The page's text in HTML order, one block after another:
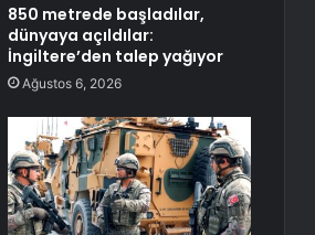
850 metrede başladılar,
dünyaya açıldılar:
İngiltere’den talep yağıyor
Ağustos 6, 2026